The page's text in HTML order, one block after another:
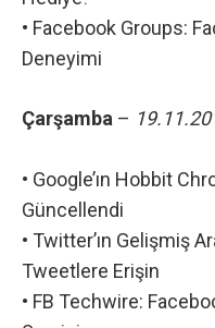
• Facebook Groups:
Deneyimi
Çarşamba –
• Google’ın Hobbit
Güncellendi
• Twitter’ın Gelişmiş
Tweetlere Erişin
• FB Techwire: